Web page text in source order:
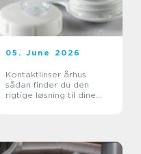
05. June 2026
Kontaktlinser århus
sådan finder du den
rigtige løsning til dine